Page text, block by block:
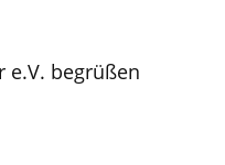
e.V. begrüßen